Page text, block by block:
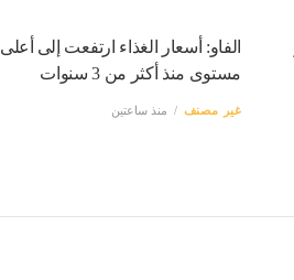
الفاو: أسعار الغذاء ارتفعت إلى ⁠⁠أعلى
مستوى منذ أكثر من 3 سنوات
غير مصنف منذ ساعتين